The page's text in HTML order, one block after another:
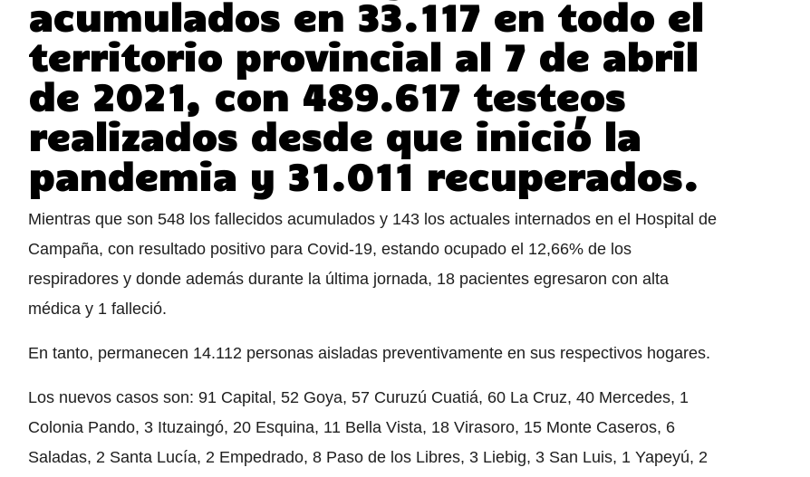
acumulados en 33.117 en todo el
territorio provincial al 7 de abril
de 2021, con 489.617 testeos
realizados desde que inició la
pandemia y 31.011 recuperados.
Mientras que son 548 los fallecidos acumulados y 143 los actuales internados en el Hospital de
Campaña, con resultado positivo para Covid-19, estando ocupado el 12,66% de los
respiradores y donde además durante la última jornada, 18 pacientes egresaron con alta
médica y 1 falleció.
En tanto, permanecen 14.112 personas aisladas preventivamente en sus respectivos hogares.
Los nuevos casos son: 91 Capital, 52 Goya, 57 Curuzú Cuatiá, 60 La Cruz, 40 Mercedes, 1
Colonia Pando, 3 Ituzaingó, 20 Esquina, 11 Bella Vista, 18 Virasoro, 15 Monte Caseros, 6
Saladas, 2 Santa Lucía, 2 Empedrado, 8 Paso de los Libres, 3 Liebig, 3 San Luis, 1 Yapeyú, 2